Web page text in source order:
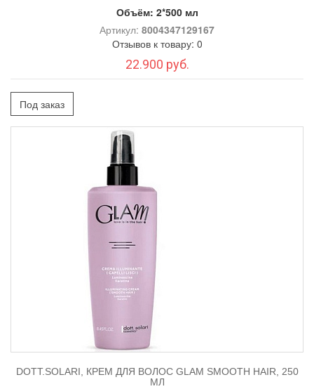
Объём: 2*500 мл
Артикул: 8004347129167
Отзывов к товару: 0
22.900 руб.
Под заказ
DOTT.SOLARI, КРЕМ ДЛЯ ВОЛОС GLAM SMOOTH HAIR, 250
МЛ